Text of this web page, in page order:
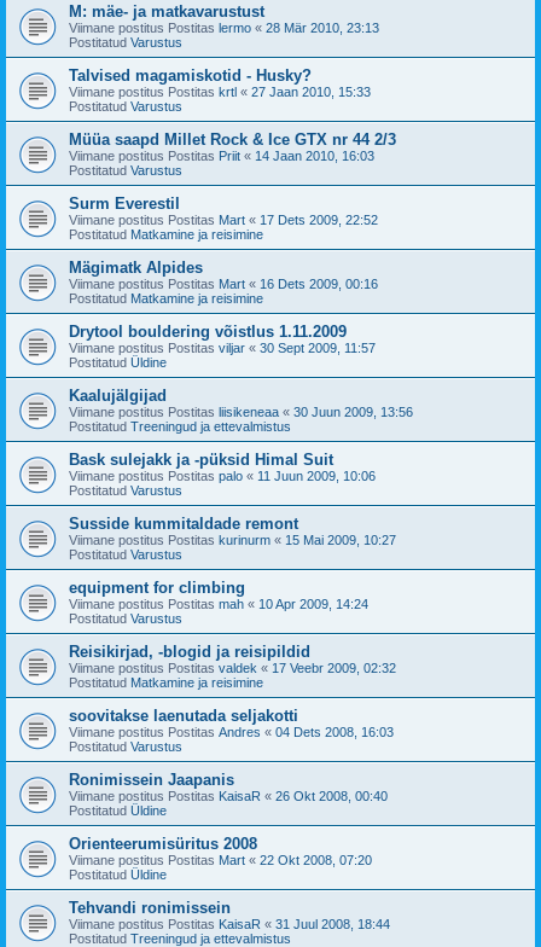
M: mäe- ja matkavarustust
Viimane postitus Postitas lermo « 28 Mär 2010, 23:13
Postitatud Varustus
Talvised magamiskotid - Husky?
Viimane postitus Postitas krtl « 27 Jaan 2010, 15:33
Postitatud Varustus
Müüa saapd Millet Rock & Ice GTX nr 44 2/3
Viimane postitus Postitas Priit « 14 Jaan 2010, 16:03
Postitatud Varustus
Surm Everestil
Viimane postitus Postitas Mart « 17 Dets 2009, 22:52
Postitatud Matkamine ja reisimine
Mägimatk Alpides
Viimane postitus Postitas Mart « 16 Dets 2009, 00:16
Postitatud Matkamine ja reisimine
Drytool bouldering võistlus 1.11.2009
Viimane postitus Postitas viljar « 30 Sept 2009, 11:57
Postitatud Üldine
Kaalujälgijad
Viimane postitus Postitas liisikeneaa « 30 Juun 2009, 13:56
Postitatud Treeningud ja ettevalmistus
Bask sulejakk ja -püksid Himal Suit
Viimane postitus Postitas palo « 11 Juun 2009, 10:06
Postitatud Varustus
Susside kummitaldade remont
Viimane postitus Postitas kurinurm « 15 Mai 2009, 10:27
Postitatud Varustus
equipment for climbing
Viimane postitus Postitas mah « 10 Apr 2009, 14:24
Postitatud Varustus
Reisikirjad, -blogid ja reisipildid
Viimane postitus Postitas valdek « 17 Veebr 2009, 02:32
Postitatud Matkamine ja reisimine
soovitakse laenutada seljakotti
Viimane postitus Postitas Andres « 04 Dets 2008, 16:03
Postitatud Varustus
Ronimissein Jaapanis
Viimane postitus Postitas KaisaR « 26 Okt 2008, 00:40
Postitatud Üldine
Orienteerumisüritus 2008
Viimane postitus Postitas Mart « 22 Okt 2008, 07:20
Postitatud Üldine
Tehvandi ronimissein
Viimane postitus Postitas KaisaR « 31 Juul 2008, 18:44
Postitatud Treeningud ja ettevalmistus